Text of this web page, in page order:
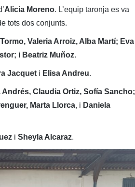
Alicia Moreno. L’equip taronja es va
tots dos conjunts.
Valeria Arroiz, Alba Martí; Eva
i Beatriz Muñoz.
Jacquet i Elisa Andreu.
Claudia Ortiz, Sofía Sancho;
Marta Llorca, i Daniela
i Sheyla Alcaraz.